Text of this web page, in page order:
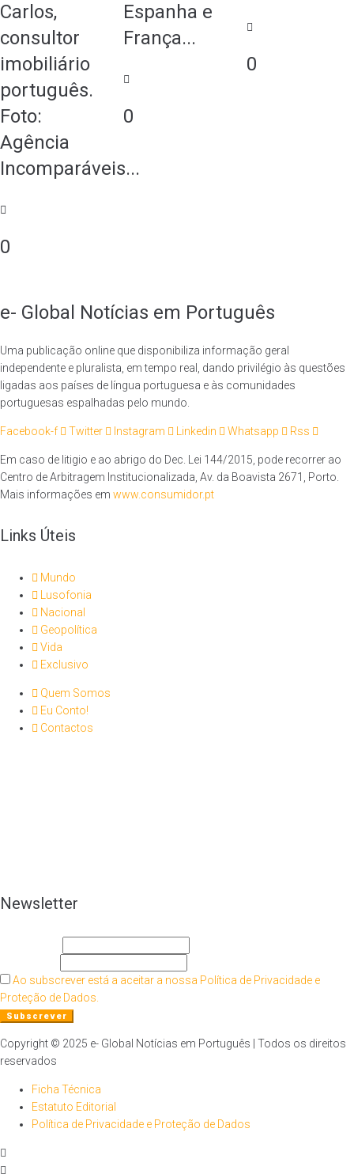
Carlos,
consultor
imobiliário
português.
Foto:
Agência
Incomparáveis...
0
Espanha e
França...
0
0
e- Global Notícias em Português
Uma publicação online que disponibiliza informação geral
independente e pluralista, em tempo real, dando privilégio às questões
ligadas aos países de língua portuguesa e às comunidades
portuguesas espalhadas pelo mundo.
Facebook-f Twitter Instagram Linkedin Whatsapp Rss
Em caso de litigio e ao abrigo do Dec. Lei 144/2015, pode recorrer ao
Centro de Arbitragem Institucionalizada, Av. da Boavista 2671, Porto.
Mais informações em www.consumidor.pt
Links Úteis
Mundo
Lusofonia
Nacional
Geopolítica
Vida
Exclusivo
Quem Somos
Eu Conto!
Contactos
Newsletter
Ao subscrever está a aceitar a nossa Política de Privacidade e
Proteção de Dados.
Copyright © 2025 e- Global Notícias em Português | Todos os direitos
reservados
Ficha Técnica
Estatuto Editorial
Política de Privacidade e Proteção de Dados